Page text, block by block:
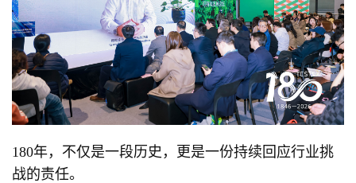
180年，不仅是一段历史，更是一份持续回应行业挑
战的责任。